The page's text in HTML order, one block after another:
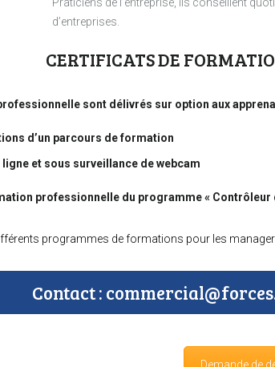
Praticiens de l’entreprise, ils conseillent
d’entreprises.
CERTIFICATS DE
sont délivrés sur option aux
d’un parcours de formation
et sous surveillance de webcam
professionnelle du programme « Contrôleur
programmes de formations pour les
Contact :